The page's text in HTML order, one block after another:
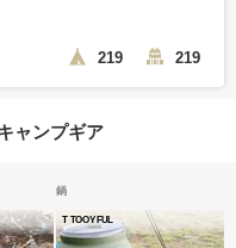
219 219
ャンプギア
鍋
T TOOYFUL